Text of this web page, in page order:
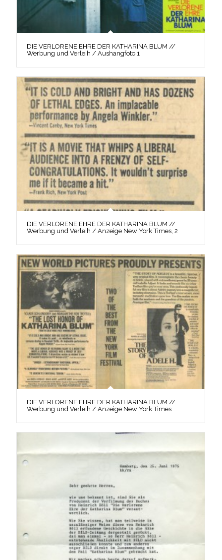
DIE VERLORENE EHRE DER KATHARINA BLUM //
Werbung und Verleih / Aushangfoto 1
DIE VERLORENE EHRE DER KATHARINA BLUM //
Werbung und Verleih / Anzeige New York Times, 2
DIE VERLORENE EHRE DER KATHARINA BLUM //
Werbung und Verleih / Anzeige New York Times